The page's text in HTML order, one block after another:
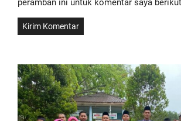
peramban ini untuk komentar saya